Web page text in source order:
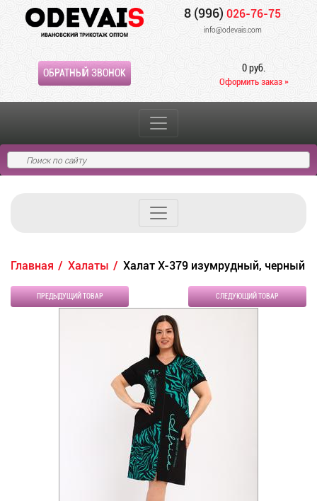
8 (996) 026-76-75
info@odevais.com
ОБРАТНЫЙ ЗВОНОК 0 руб.
Оформить заказ »
Главная Халаты Халат Х-379 изумрудный, черный
ПРЕДЫДУЩИЙ ТОВАР СЛЕДУЮЩИЙ ТОВАР